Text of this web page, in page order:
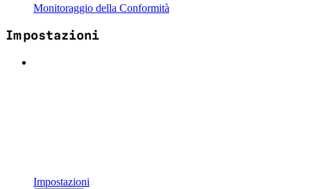
Monitoraggio della Conformità
Impostazioni
Impostazioni